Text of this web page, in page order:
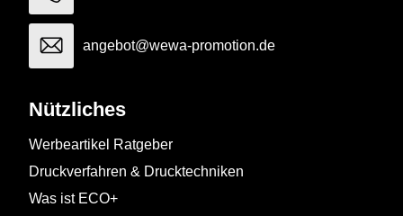
angebot@wewa-promotion.de
Nützliches
Werbeartikel Ratgeber
Druckverfahren & Drucktechniken
Was ist ECO+